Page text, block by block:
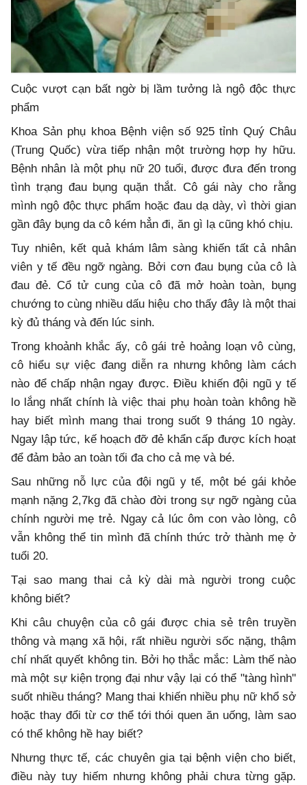
Cuộc vượt cạn bất ngờ bị lầm tưởng là ngộ độc thực
phẩm
Khoa Sản phụ khoa Bệnh viện số 925 tỉnh Quý Châu
(Trung Quốc) vừa tiếp nhận một trường hợp hy hữu.
Bệnh nhân là một phụ nữ 20 tuổi, được đưa đến trong
tình trạng đau bụng quặn thắt. Cô gái này cho rằng
mình ngộ độc thực phẩm hoặc đau dạ dày, vì thời gian
gần đây bụng da cô kém hẳn đi, ăn gì lạ cũng khó chịu.
Tuy nhiên, kết quả khám lâm sàng khiến tất cả nhân
viên y tế đều ngỡ ngàng. Bởi cơn đau bụng của cô là
đau đẻ. Cổ tử cung của cô đã mở hoàn toàn, bụng
chướng to cùng nhiều dấu hiệu cho thấy đây là một thai
kỳ đủ tháng và đến lúc sinh.
Trong khoảnh khắc ấy, cô gái trẻ hoảng loạn vô cùng,
cô hiểu sự việc đang diễn ra nhưng không làm cách
nào để chấp nhận ngay được. Điều khiến đội ngũ y tế
lo lắng nhất chính là việc thai phụ hoàn toàn không hề
hay biết mình mang thai trong suốt 9 tháng 10 ngày.
Ngay lập tức, kế hoạch đỡ đẻ khẩn cấp được kích hoạt
để đảm bảo an toàn tối đa cho cả mẹ và bé.
Sau những nỗ lực của đội ngũ y tế, một bé gái khỏe
mạnh nặng 2,7kg đã chào đời trong sự ngỡ ngàng của
chính người mẹ trẻ. Ngay cả lúc ôm con vào lòng, cô
vẫn không thể tin mình đã chính thức trở thành mẹ ở
tuổi 20.
Tại sao mang thai cả kỳ dài mà người trong cuộc
không biết?
Khi câu chuyện của cô gái được chia sẻ trên truyền
thông và mạng xã hội, rất nhiều người sốc nặng, thậm
chí nhất quyết không tin. Bởi họ thắc mắc: Làm thế nào
mà một sự kiện trọng đại như vậy lại có thể "tàng hình"
suốt nhiều tháng? Mang thai khiến nhiều phụ nữ khổ sở
hoặc thay đổi từ cơ thể tới thói quen ăn uống, làm sao
có thể không hề hay biết?
Nhưng thực tế, các chuyên gia tại bệnh viện cho biết,
điều này tuy hiếm nhưng không phải chưa từng gặp.